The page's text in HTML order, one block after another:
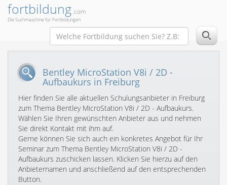
fortbildung.com
Die Suchmaschine für Fortbildungen
Bentley MicroStation V8i / 2D -
Aufbaukurs in Freiburg
Hier finden Sie alle aktuellen Schulungsanbieter in Freiburg
zum Thema Bentley MicroStation V8i / 2D - Aufbaukurs.
Wählen Sie Ihren gewünschten Anbieter aus und nehmen
Sie direkt Kontakt mit ihm auf.
Gerne können Sie sich auch ein konkretes Angebot für Ihr
Seminar zum Thema Bentley MicroStation V8i / 2D -
Aufbaukurs zuschicken lassen. Klicken Sie hierzu auf den
Anbieternamen und anschließend auf den entsprechenden
Button.